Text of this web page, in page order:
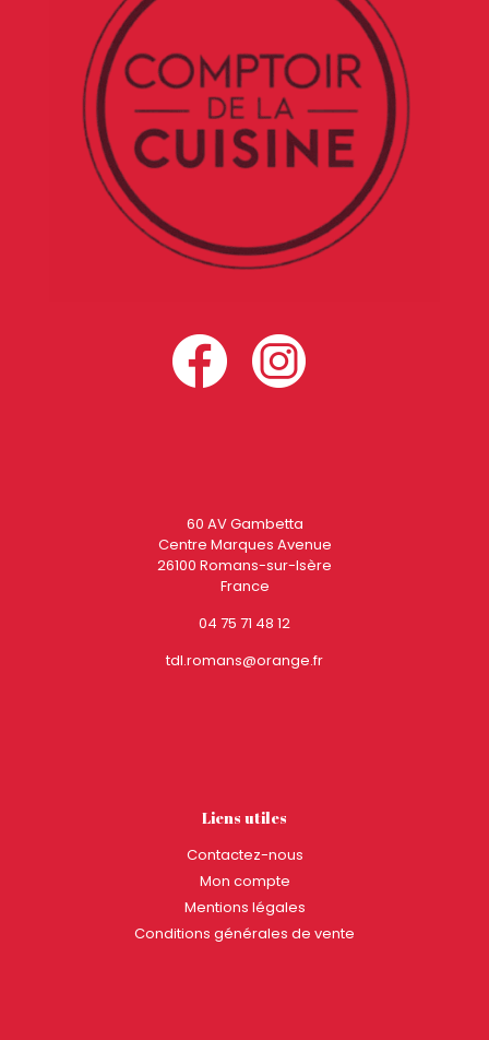
60 AV Gambetta
Centre Marques Avenue
26100 Romans-sur-Isère
France
04 75 71 48 12
tdl.romans@orange.fr
Liens utiles
Contactez-nous
Mon compte
Mentions légales
Conditions générales de vente